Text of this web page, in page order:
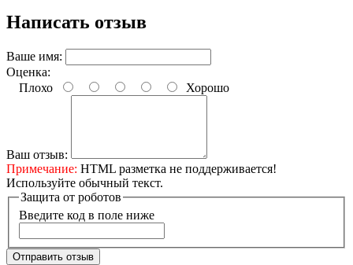
Написать отзыв
Ваше имя:
Оценка:
Плохо
Хорошо
Ваш отзыв:
Примечание: HTML разметка не поддерживается!
Используйте обычный текст.
Защита от роботов
Введите код в поле ниже
Отправить отзыв